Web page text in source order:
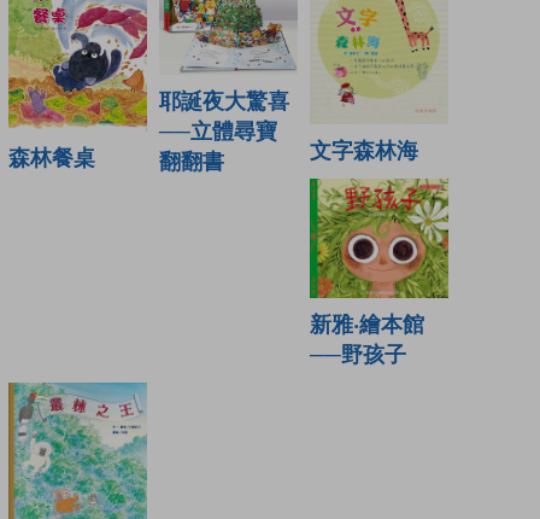
森林餐桌
耶誕夜大驚喜
──立體尋寶
翻翻書
文字森林海
新雅‧繪本館
──野孩子